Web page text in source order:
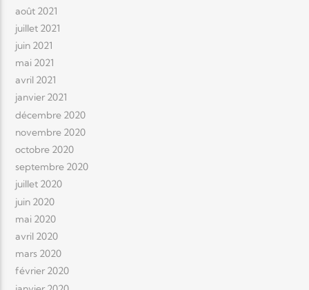
août 2021
juillet 2021
juin 2021
mai 2021
avril 2021
janvier 2021
décembre 2020
novembre 2020
octobre 2020
septembre 2020
juillet 2020
juin 2020
mai 2020
avril 2020
mars 2020
février 2020